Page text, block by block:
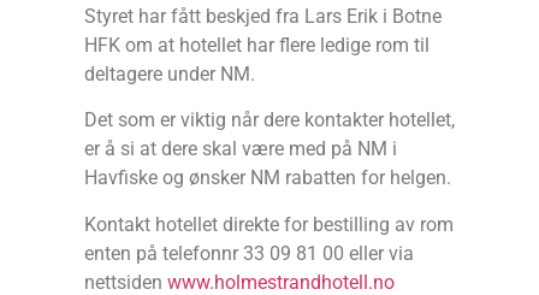
Styret har fått beskjed fra Lars Erik i Botne
HFK om at hotellet har flere ledige rom til
deltagere under NM.
Det som er viktig når dere kontakter hotellet,
er å si at dere skal være med på NM i
Havfiske og ønsker NM rabatten for helgen.
Kontakt hotellet direkte for bestilling av rom
enten på telefonnr 33 09 81 00 eller via
nettsiden www.holmestrandhotell.no